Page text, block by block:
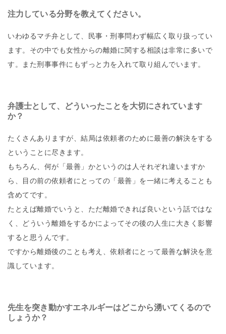
注力している分野を教えてください。
いわゆるマチ弁として、民事・刑事問わず幅広く取り扱ってい
ます。その中でも女性からの離婚に関する相談は非常に多いで
す。また刑事事件にもずっと力を入れて取り組んでいます。
弁護士として、どういったことを大切にされています
か？
たくさんありますが、結局は依頼者のために最善の解決をする
ということに尽きます。
もちろん、何が「最善」かというのは人それぞれ違いますか
ら、目の前の依頼者にとっての「最善」を一緒に考えることも
含めてです。
たとえば離婚でいうと、ただ離婚できれば良いという話ではな
く、どういう離婚をするかによってその後の人生に大きく影響
すると思うんです。
ですから離婚後のことも考え、依頼者にとって最善な解決を意
識しています。
先生を突き動かすエネルギーはどこから湧いてくるので
しょうか？